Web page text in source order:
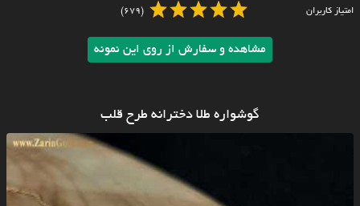
امتیاز کاربران (679)
مشاهده و سفارش از روی این نمونه
گوشواره طلا دخترانه طرح قلب